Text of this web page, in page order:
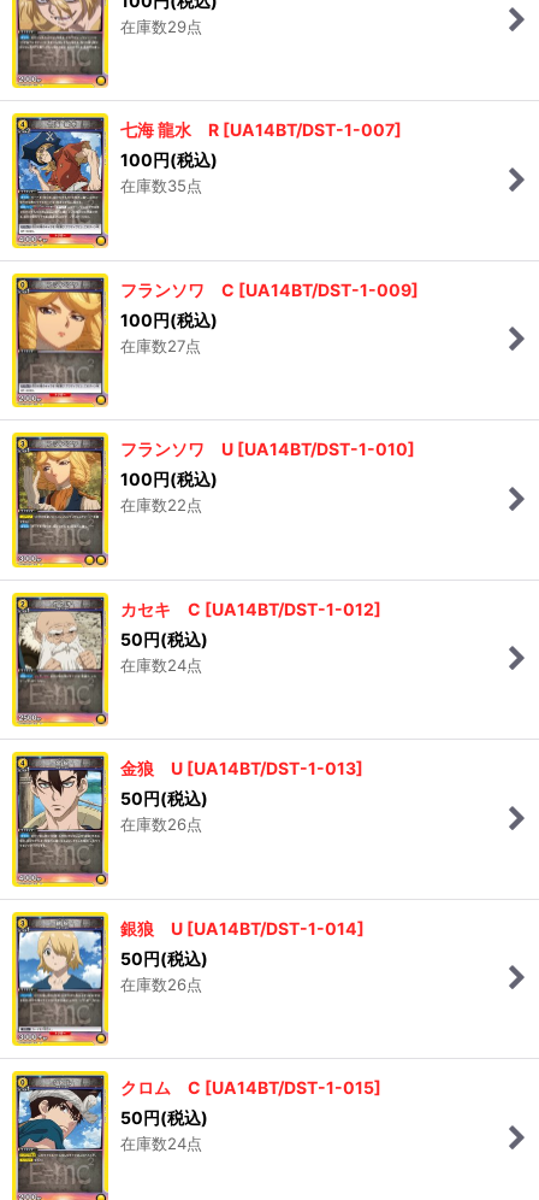
在庫数29点
七海 龍水 R [UA14BT/DST-1-007]
100円(税込)
在庫数35点
フランソワ C [UA14BT/DST-1-009]
100円(税込)
在庫数27点
フランソワ U [UA14BT/DST-1-010]
100円(税込)
在庫数22点
カセキ C [UA14BT/DST-1-012]
50円(税込)
在庫数24点
金狼 U [UA14BT/DST-1-013]
50円(税込)
在庫数26点
銀狼 U [UA14BT/DST-1-014]
50円(税込)
在庫数26点
クロム C [UA14BT/DST-1-015]
50円(税込)
在庫数24点